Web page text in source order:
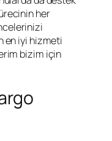
her
en iyi hizmeti
bizim için